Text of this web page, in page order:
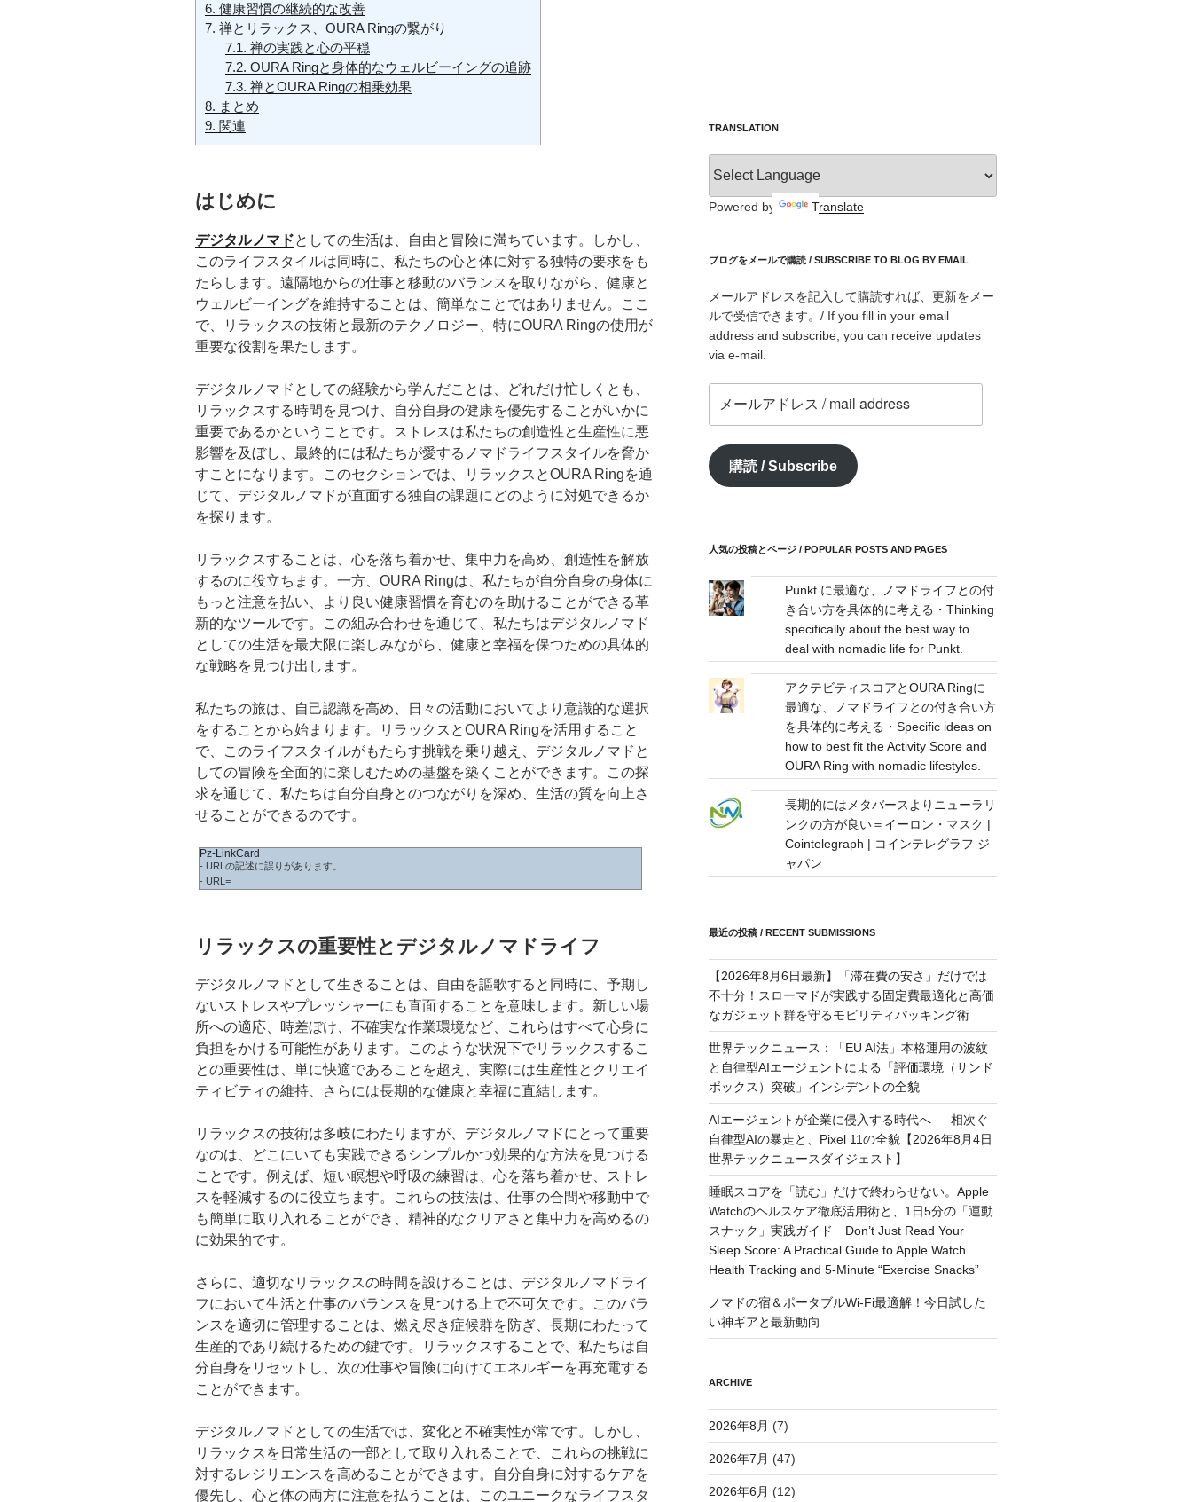
6. 健康習慣の継続的な改善
7. 禅とリラックス、OURA Ringの繋がり
7.1. 禅の実践と心の平穏
7.2. OURA Ringと身体的なウェルビーイングの追跡
7.3. 禅とOURA Ringの相乗効果
8. まとめ
9. 関連
はじめに
デジタルノマドとしての生活は、自由と冒険に満ちています。しかし、
このライフスタイルは同時に、私たちの心と体に対する独特の要求をも
たらします。遠隔地からの仕事と移動のバランスを取りながら、健康と
ウェルビーイングを維持することは、簡単なことではありません。ここ
で、リラックスの技術と最新のテクノロジー、特にOURA Ringの使用が
重要な役割を果たします。
デジタルノマドとしての経験から学んだことは、どれだけ忙しくとも、
リラックスする時間を見つけ、自分自身の健康を優先することがいかに
重要であるかということです。ストレスは私たちの創造性と生産性に悪
影響を及ぼし、最終的には私たちが愛するノマドライフスタイルを脅か
すことになります。このセクションでは、リラックスとOURA Ringを通
じて、デジタルノマドが直面する独自の課題にどのように対処できるか
を探ります。
リラックスすることは、心を落ち着かせ、集中力を高め、創造性を解放
するのに役立ちます。一方、OURA Ringは、私たちが自分自身の身体に
もっと注意を払い、より良い健康習慣を育むのを助けることができる革
新的なツールです。この組み合わせを通じて、私たちはデジタルノマド
としての生活を最大限に楽しみながら、健康と幸福を保つための具体的
な戦略を見つけ出します。
私たちの旅は、自己認識を高め、日々の活動においてより意識的な選択
をすることから始まります。リラックスとOURA Ringを活用すること
で、このライフスタイルがもたらす挑戦を乗り越え、デジタルノマドと
しての冒険を全面的に楽しむための基盤を築くことができます。この探
求を通じて、私たちは自分自身とのつながりを深め、生活の質を向上さ
せることができるのです。
Pz-LinkCard
- URLの記述に誤りがあります。
- URL=
リラックスの重要性とデジタルノマドライフ
デジタルノマドとして生きることは、自由を謳歌すると同時に、予期し
ないストレスやプレッシャーにも直面することを意味します。新しい場
所への適応、時差ぼけ、不確実な作業環境など、これらはすべて心身に
負担をかける可能性があります。このような状況下でリラックスするこ
との重要性は、単に快適であることを超え、実際には生産性とクリエイ
ティビティの維持、さらには長期的な健康と幸福に直結します。
リラックスの技術は多岐にわたりますが、デジタルノマドにとって重要
なのは、どこにいても実践できるシンプルかつ効果的な方法を見つける
ことです。例えば、短い瞑想や呼吸の練習は、心を落ち着かせ、ストレ
スを軽減するのに役立ちます。これらの技法は、仕事の合間や移動中で
も簡単に取り入れることができ、精神的なクリアさと集中力を高めるの
に効果的です。
さらに、適切なリラックスの時間を設けることは、デジタルノマドライ
フにおいて生活と仕事のバランスを見つける上で不可欠です。このバラ
ンスを適切に管理することは、燃え尽き症候群を防ぎ、長期にわたって
生産的であり続けるための鍵です。リラックスすることで、私たちは自
分自身をリセットし、次の仕事や冒険に向けてエネルギーを再充電する
ことができます。
デジタルノマドとしての生活では、変化と不確実性が常です。しかし、
リラックスを日常生活の一部として取り入れることで、これらの挑戦に
対するレジリエンスを高めることができます。自分自身に対するケアを
優先し、心と体の両方に注意を払うことは、このユニークなライフスタ
TRANSLATION
Powered by Translate
ブログをメールで購読 / SUBSCRIBE TO BLOG BY EMAIL
メールアドレスを記入して購読すれば、更新をメー
ルで受信できます。/ If you fill in your email
address and subscribe, you can receive updates
via e-mail.
ア
ド
mail
購読 / Subscribe
人気の投稿とページ / POPULAR POSTS AND PAGES
Punkt.に最適な、ノマドライフとの付
き合い方を具体的に考える・Thinking
specifically about the best way to
deal with nomadic life for Punkt.
アクテビティスコアとOURA Ringに
最適な、ノマドライフとの付き合い方
を具体的に考える・Specific ideas on
how to best fit the Activity Score and
OURA Ring with nomadic lifestyles.
長期的にはメタバースよりニューラリ
ンクの方が良い＝イーロン・マスク |
Cointelegraph | コインテレグラフ ジ
ャパン
最近の投稿 / RECENT SUBMISSIONS
【2026年8月6日最新】「滞在費の安さ」だけでは
不十分！スローマドが実践する固定費最適化と高価
なガジェット群を守るモビリティパッキング術
世界テックニュース：「EU AI法」本格運用の波紋
と自律型AIエージェントによる「評価環境（サンド
ボックス）突破」インシデントの全貌
AIエージェントが企業に侵入する時代へ — 相次ぐ
自律型AIの暴走と、Pixel 11の全貌【2026年8月4日
世界テックニュースダイジェスト】
睡眠スコアを「読む」だけで終わらせない。Apple
Watchのヘルスケア徹底活用術と、1日5分の「運動
スナック」実践ガイド Don’t Just Read Your
Sleep Score: A Practical Guide to Apple Watch
Health Tracking and 5-Minute “Exercise Snacks”
ノマドの宿＆ポータブルWi-Fi最適解！今日試した
い神ギアと最新動向
ARCHIVE
2026年8月 (7)
2026年7月 (47)
2026年6月 (12)